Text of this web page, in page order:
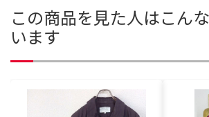
この商品を見た人はこん
います